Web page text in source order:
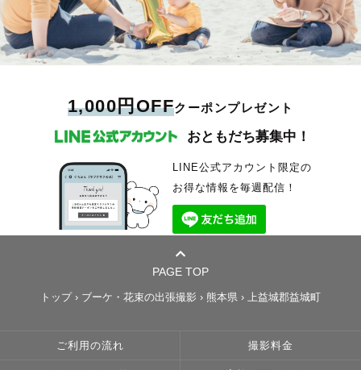
1,000円OFFクーポンプレゼント
おともだち募集中！
LINE公式アカウント限定の
お得な情報を毎週配信！
PAGE TOP
トップ › ブーケ・花束の出張撮影 › 熊本県 › 上益城郡益城町
ご利用の流れ 撮影料金